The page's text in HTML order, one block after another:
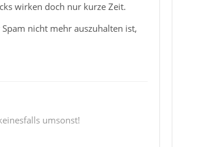
wirken doch nur kurze Zeit.
nicht mehr auszuhalten ist,
umsonst!